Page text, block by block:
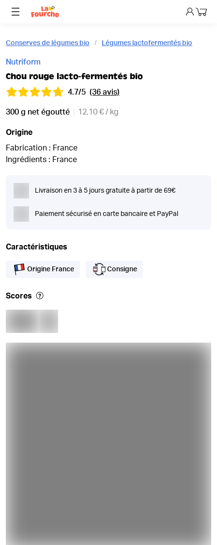
Mon
Conserves de légumes bio Légumes lactofermentés bio
Nutriform
Chou rouge lacto-fermentés bio
4.7/5 (36 avis)
300 g net égoutté 12,10 € / kg
Origine
Fabrication : France
Ingrédients : France
Livraison en 3 à 5 jours gratuite à partir de 69€
Paiement sécurisé en carte bancaire et PayPal
Caractéristiques
Origine France Consigne
Scores